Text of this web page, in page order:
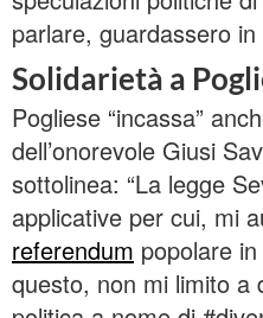
parlare, guardassero in
Solidarietà a
Pogliese “incassa”
dell’onorevole Giusi
sottolinea: “La legge
applicative per cui, mi
referendum popolare
questo, non mi limito a